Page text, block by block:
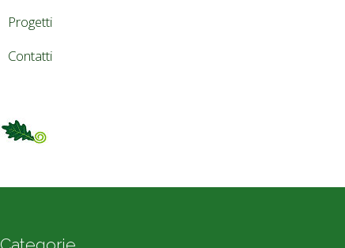
Progetti
Contatti